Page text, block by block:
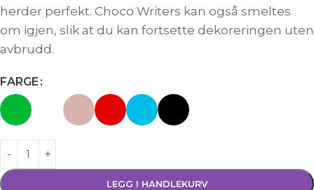
herder perfekt. Choco Writers kan også smeltes
om igjen, slik at du kan fortsette dekoreringen uten
avbrudd.
FARGE
LEGG I HANDLEKURV